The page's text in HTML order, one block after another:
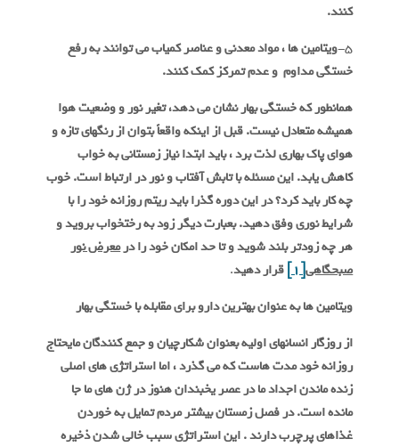
کنند.
5- ویتامین ها ، مواد معدنی و عناصر کمیاب می توانند به رفع
خستگی مداوم و عدم تمرکز کمک کنند.
همانطور که خستگی بهار نشان می دهد، تغیر نور و وضعیت هوا
همیشه متعادل نیست. قبل از اینکه واقعاً بتوان از رنگهای تازه و
هوای پاک بهاری لذت برد ، باید ابتدا نیاز زمستانی به خواب
کاهش یابد. این مسئله با تابش آفتاب و نور در ارتباط است. خوب
چه کار باید کرد؟ در این دوره گذرا باید ریتم روزانه خود را با
شرایط نوری وفق دهید. بعبارت دیگر زود به رختخواب بروید و
هر چه زودتر بلند شوید و تا حد امکان خود را درمعرض نور
صبحگاهی[1] قرار دهید.
ویتامین ها به عنوان بهترین دارو برای مقابله با خستگی بهار
از روزگار انسانهای اولیه بعنوان شکارچیان و جمع کنندگان مایحتاج
روزانه خود مدت هاست که می گذرد ، اما استراتژی های اصلی
زنده ماندن اجداد ما در عصر یخبندان هنوز در ژن های ما جا
مانده است. در فصل زمستان بیشتر مردم تمایل به خوردن
غذاهای پرچرب دارند . این استراتژی سبب خالی شدن ذخیره